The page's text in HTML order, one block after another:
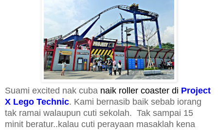
Suami excited nak cuba naik roller coaster di Project
X Lego Technic. Kami bernasib baik sebab iorang
tak ramai walaupun cuti sekolah. Tak sampai 15
minit beratur..kalau cuti perayaan masaklah kena